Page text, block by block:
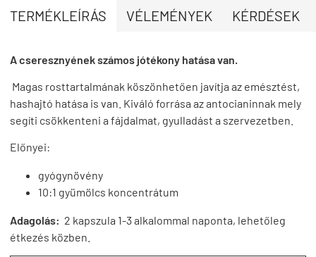
TERMÉKLEÍRÁS VÉLEMÉNYEK KÉRDÉSEK
A cseresznyének számos jótékony hatása van.
Magas rosttartalmának köszönhetően javítja az emésztést,
hashajtó hatása is van. Kiváló forrása az antocianinnak mely
segíti csökkenteni a fájdalmat, gyulladást a szervezetben.
Előnyei:
gyógynövény
10:1 gyümölcs koncentrátum
Adagolás: 2 kapszula 1-3 alkalommal naponta, lehetőleg
étkezés közben.